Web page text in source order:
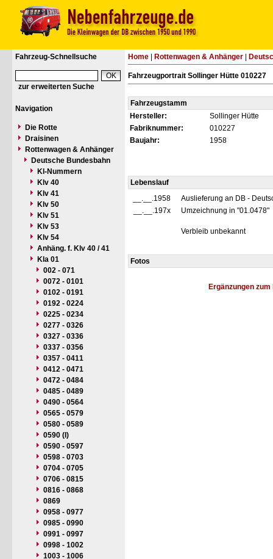
Fahrzeug-Schnellsuche
zur erweiterten Suche
Navigation
Die Rotte
Draisinen
Rottenwagen & Anhänger
Deutsche Bundesbahn
Kl-Nummern
Klv 40
Klv 41
Klv 50
Klv 51
Klv 53
Klv 54
Anhäng. f. Klv 40 / 41
Kla 01
002 - 071
0072 - 0101
0102 - 0191
0192 - 0224
0225 - 0234
0277 - 0326
0327 - 0336
0337 - 0356
0357 - 0411
0412 - 0471
0472 - 0484
0485 - 0489
0490 - 0564
0565 - 0579
0580 - 0589
0590 (I)
0590 - 0597
0598 - 0703
0704 - 0705
0706 - 0815
0816 - 0868
0869
0958 - 0977
0985 - 0990
0991 - 0997
0998 - 1002
1003 - 1006
Home Rottenwagen & Anhänger
Fahrzeugportrait Sollinger Hütte 010227
Fahrzeugstamm
Hersteller:
Sollinger Hütte
Fabriknummer:
010227
Baujahr:
1958
Lebenslauf
__.__.1958
Auslieferung an DB -
__.__.197x
Umzeichnung in "01.0478"
Verbleib unbekannt
Fotos
Ergänzungen